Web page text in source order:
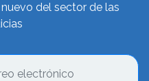
del sector de las